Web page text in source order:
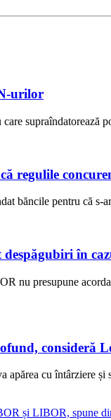
urilor
regulile
băncile pentru că
în
nu presupune
consideră
cu întârziere
și LIBOR, spune